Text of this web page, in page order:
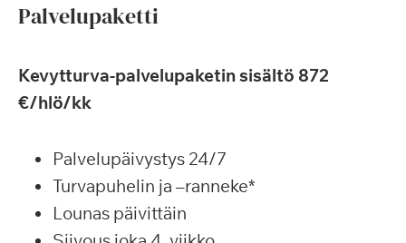
Palvelupaketti
Kevytturva-palvelupaketin sisältö 872
€/hlö/kk
Palvelupäivystys 24/7
Turvapuhelin ja –ranneke*
Lounas päivittäin